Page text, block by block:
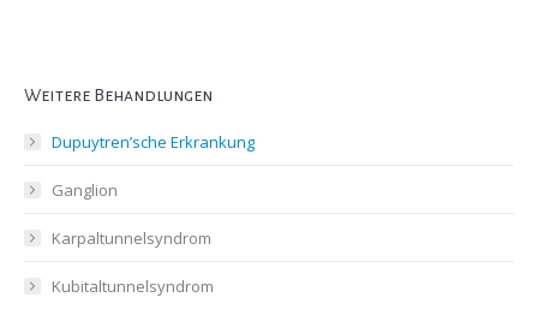
Weitere Behandlungen
Dupuytren’sche Erkrankung
Ganglion
Karpaltunnelsyndrom
Kubitaltunnelsyndrom